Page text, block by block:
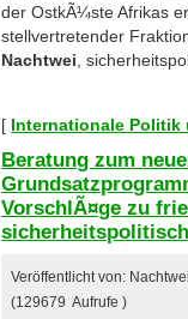
der OstkÃ¼ste Afrikas
stellvertretender
Nachtwei ,
[ Internationale Politik
Beratung zum
VorschlÃ¤ge zu
Veröffentlicht von:
(129679 Aufrufe )